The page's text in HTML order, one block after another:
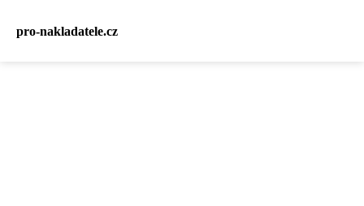
pro-nakladatele.cz